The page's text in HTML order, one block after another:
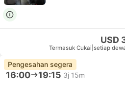
USD
Termasuk Cukai setiap
Pengesahan segera
16:00 19:15 3j 15m